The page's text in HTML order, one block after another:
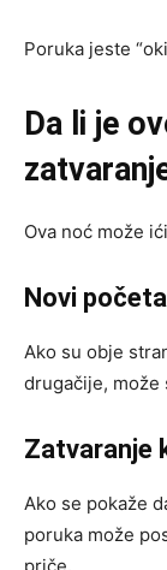
Poruka jeste
Da li je
Ova noć može
Novi
Ako su obje
drugačije,
Zatvaranje
Ako se pokaže
poruka može
priče.